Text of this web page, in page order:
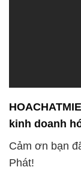
kinh doanh
Cảm ơn bạn
Phát!